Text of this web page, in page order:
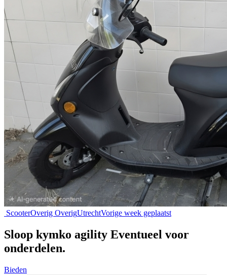
ScooterOverig OverigUtrechtVorige week geplaatst
Sloop kymko agility Eventueel voor
onderdelen.
Bieden